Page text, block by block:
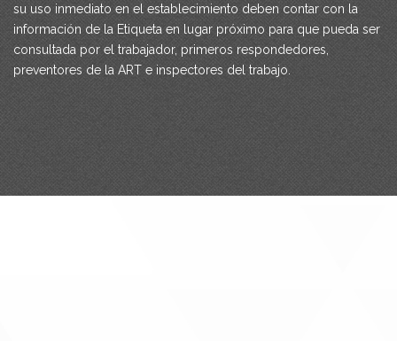
su uso inmediato en el establecimiento deben contar con la
información de la Etiqueta en lugar próximo para que pueda ser
consultada por el trabajador, primeros respondedores,
preventores de la ART e inspectores del trabajo.